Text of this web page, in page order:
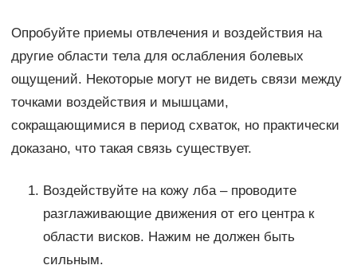
Опробуйте приемы отвлечения и воздействия на
другие области тела для ослабления болевых
ощущений. Некоторые могут не видеть связи между
точками воздействия и мышцами,
сокращающимися в период схваток, но практически
доказано, что такая связь существует.
Воздействуйте на кожу лба – проводите
разглаживающие движения от его центра к
области висков. Нажим не должен быть
сильным.